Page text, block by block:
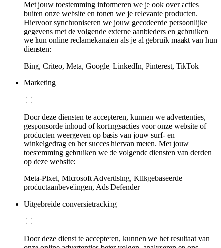
Met jouw toestemming informeren we je ook over acties
buiten onze website en tonen we je relevante producten.
Hiervoor synchroniseren we jouw gecodeerde persoonlijke
gegevens met de volgende externe aanbieders en gebruiken
we hun online reclamekanalen als je al gebruik maakt van hun
diensten:
Bing, Criteo, Meta, Google, LinkedIn, Pinterest, TikTok
Marketing
Door deze diensten te accepteren, kunnen we advertenties,
gesponsorde inhoud of kortingsacties voor onze website of
producten weergeven op basis van jouw surf- en
winkelgedrag en het succes hiervan meten. Met jouw
toestemming gebruiken we de volgende diensten van derden
op deze website:
Meta-Pixel, Microsoft Advertising, Klikgebaseerde
productaanbevelingen, Ads Defender
Uitgebreide conversietracking
Door deze dienst te accepteren, kunnen we het resultaat van